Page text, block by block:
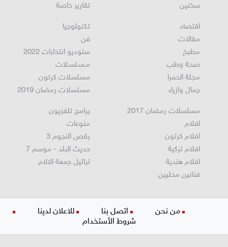
سخنين
تقارير خاصة
اقتصاد
مقالات
مطبخ
صحة وطب
مجلة الحمرا
جمال وازياء
تكنولوجيا
فن
ستوديو انتخابات 2022
مـسـلسـلات
مسلسلات كرتون
مسلسلات رمضان 2019
مسلسلات رمضان 2017
افلام
افلام كرتون
افلام تركية
افلام هندية
فنانين محليين
برامج تلفزيون
منوعات
رقص النجوم 3
حديث البلد - موسم 7
تراتيل جمعة الالام
من نحن اتصل بنا
للاعلان لدينا
شروط الأستخدام